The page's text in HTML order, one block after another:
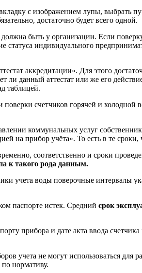
с изображением лупы, выбрать
достаточно будет всего одной.
быть у организации. Если
индивидуального
аккредитации». Для этого
данный аттестат или же его
таблицей.
поверки счетчиков горячей и холодной
коммунальных услуг
на прибор учёта». То есть в те сроки,
соответственно и сроки
к такого рода данным.
учета воды поверочные интервалы
паспорте истек. Средний срок
прибора и дате акта ввода
учета не могут использоваться для
нормативу.